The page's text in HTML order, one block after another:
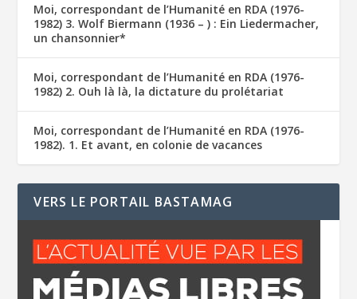
Moi, correspondant de l’Humanité en RDA (1976-
1982) 3. Wolf Biermann (1936 – ) : Ein Liedermacher,
un chansonnier*
Moi, correspondant de l’Humanité en RDA (1976-
1982) 2. Ouh là là, la dictature du prolétariat
Moi, correspondant de l’Humanité en RDA (1976-
1982). 1. Et avant, en colonie de vacances
VERS LE PORTAIL BASTAMAG